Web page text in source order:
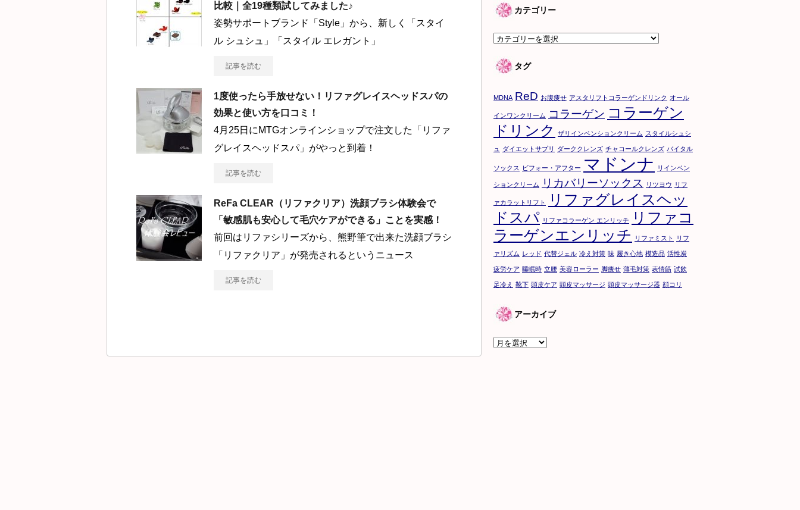
比較｜全19種類試してみました♪
姿勢サポートブランド「Style」から、新しく「スタイ
ル シュシュ」「スタイル エレガント」
記事を読む
1度使ったら手放せない！リファグレイスヘッドスパの
効果と使い方を口コミ！
4月25日にMTGオンラインショップで注文した「リファ
グレイスヘッドスパ」がやっと到着！
記事を読む
ReFa CLEAR（リファクリア）洗顔ブラシ体験会で
「敏感肌も安心して毛穴ケアができる」ことを実感！
前回はリファシリーズから、熊野筆で出来た洗顔ブラシ
「リファクリア」が発売されるというニュース
記事を読む
カテゴリー
カ
ゴ
ー
タグ
MDNA ReD お腹痩せ アスタリフトコラーゲンドリンク オール
インワンクリーム コラーゲン コラーゲン
ドリンク
ザリインベンションクリーム スタイルシュシ
ュ ダイエットサプリ ダーククレンズ チャコールクレンズ バイタル
ソックス ビフォー・アフター マドンナ リインベン
ションクリーム リカバリーソックス リツヨウ リフ
ァカラットリフト
リファグレイスヘッ
ドスパ リファコラーゲン エンリッチ
リファコ
ラーゲンエンリッチ
リファミスト リフ
ァリズム レッド 代替ジェル 冷え対策 味 履き心地 模造品 活性炭
疲労ケア 睡眠時 立腰 美容ローラー 脚痩せ 薄毛対策 表情筋 試飲
足冷え 靴下 頭皮ケア 頭皮マッサージ 頭皮マッサージ器 顔コリ
アーカイブ
ア